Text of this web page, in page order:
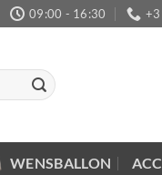
09:00 - 16:30
WENSBALLON